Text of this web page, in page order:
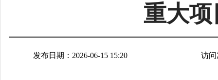
重大
发布日期：2026-06-15 15:20 访问